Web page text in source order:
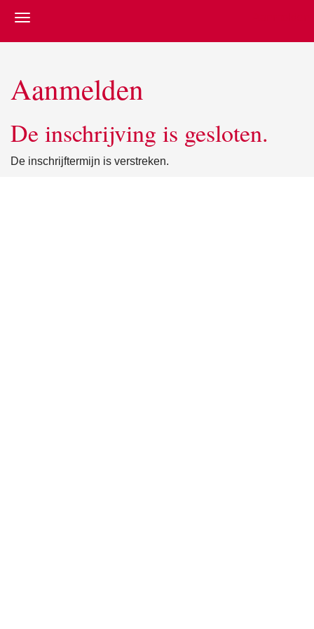
Aanmelden
De inschrijving is gesloten.
De inschrijftermijn is verstreken.